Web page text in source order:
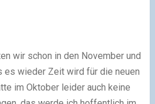
wir schon in den November und
es wieder Zeit wird für die neuen
im Oktober leider auch keine